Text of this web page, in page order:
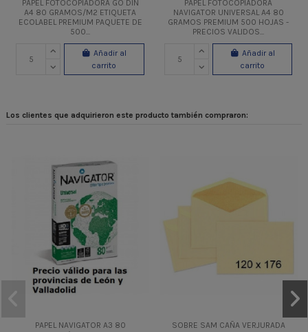
PAPEL FOTOCOPIADORA GO DIN
A4 80 GRAMOS/M2 ETIQUETA
ECOLABEL PREMIUM PAQUETE DE
500...
Añadir al
carrito
PAPEL FOTOCOPIADORA
NAVIGATOR UNIVERSAL A4 80
GRAMOS PREMIUM 500 HOJAS -
PRECIOS VALIDOS...
Añadir al
carrito
Los clientes que adquirieron este producto también compraron:
PAPEL NAVIGATOR A3 80
SOBRE SAM CAÑA VERJURADA